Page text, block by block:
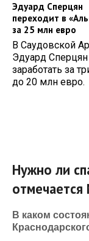
Эдуард Сперцян
переходит в
за 25 млн евро
В Саудовской
Эдуард
заработать за
до 20 млн евро.
Нужно ли
В каком